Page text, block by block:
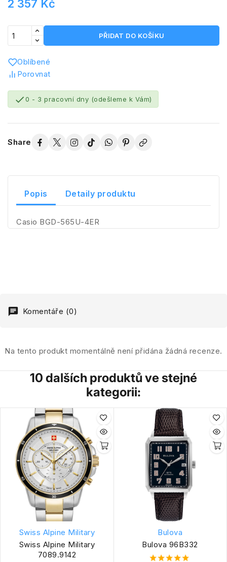
2 357 Kč
PŘIDAT DO KOŠÍKU
Oblíbené
Porovnat
0 - 3 pracovní dny (odešleme k Vám)
Share
Popis Detaily produktu
Casio BGD-565U-4ER
Komentáře (0)
Na tento produkt momentálně není přidána žádná recenze.
10 dalších produktů ve stejné
kategorii:
Swiss Alpine Military
Swiss Alpine Military
7089.9142
Bulova
Bulova 96B332